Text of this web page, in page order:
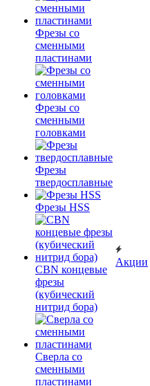
Фрезы со
сменными
пластинами
Фрезы со
сменными
головками
Фрезы
твердосплавные
Фрезы HSS
CBN концевые
фрезы
(кубический
нитрид бора)
Сверла со
сменными
пластинами
Акции